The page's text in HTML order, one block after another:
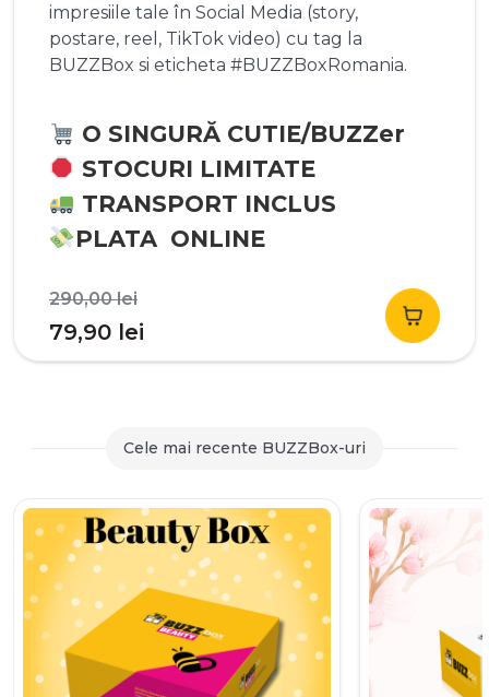
impresiile tale în Social Media (story,
postare, reel, TikTok video) cu tag la
BUZZBox si eticheta #BUZZBoxRomania.
O SINGURĂ CUTIE/BUZZer
STOCURI LIMITATE
TRANSPORT INCLUS
PLATA ONLINE
290,00leiPrețul
inițial
a
290,00 lei.
79,90 lei
curent
79,90 lei.
Cele mai recente BUZZBox-uri